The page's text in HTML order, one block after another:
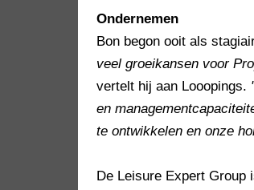
Ondernemen
Bon begon ooit als
veel groeikansen voor
vertelt hij aan Looopings.
en
te ontwikkelen en onze
De Leisure Expert